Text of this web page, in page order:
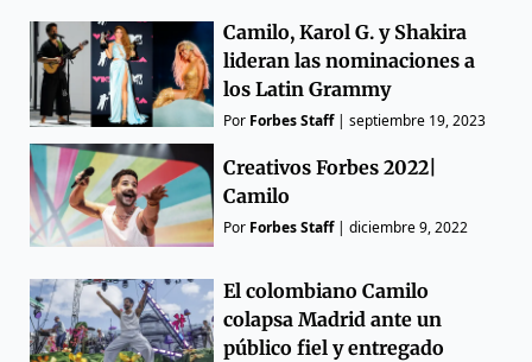
Camilo, Karol G. y Shakira
lideran las nominaciones a
los Latin Grammy
Por Forbes Staff|septiembre 19, 2023
Creativos Forbes 2022|
Camilo
Por Forbes Staff|diciembre 9, 2022
El colombiano Camilo
colapsa Madrid ante un
público fiel y entregado